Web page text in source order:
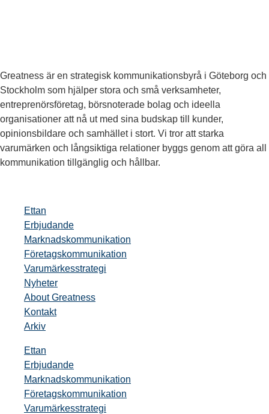
Greatness är en strategisk kommunikationsbyrå i Göteborg och
Stockholm som hjälper stora och små verksamheter,
entreprenörsföretag, börsnoterade bolag och ideella
organisationer att nå ut med sina budskap till kunder,
opinionsbildare och samhället i stort. Vi tror att starka
varumärken och långsiktiga relationer byggs genom att göra all
kommunikation tillgänglig och hållbar.
Ettan
Erbjudande
Marknadskommunikation
Företagskommunikation
Varumärkesstrategi
Nyheter
About Greatness
Kontakt
Arkiv
Ettan
Erbjudande
Marknadskommunikation
Företagskommunikation
Varumärkesstrategi